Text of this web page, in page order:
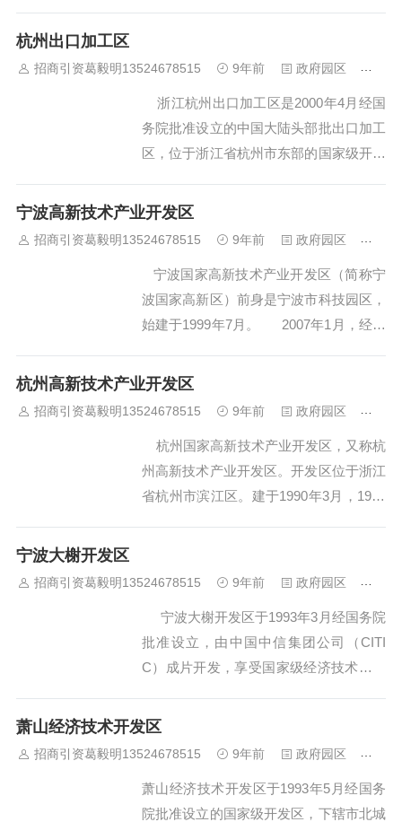
塘，筹建工作按照边报...
杭州出口加工区
招商引资葛毅明13524678515 9年前 政府园区
浙江杭州出口加工区是2000年4月经国
务院批准设立的中国大陆头部批出口加工
区，位于浙江省杭州市东部的国家级开发
日经过国家八部委联合验收,正式封关运
宁波高新技术产业开发区
招商引资葛毅明13524678515 9年前 政府园区
宁波国家高新技术产业开发区（简称宁
波国家高新区）前身是宁波市科技园区，
始建于1999年7月。 2007年1月，经国
区。高新区东临宁波深水良港，南接杭甬
杭州高新技术产业开发区
招商引资葛毅明13524678515 9年前 政府园区
杭州国家高新技术产业开发区，又称杭
州高新技术产业开发区。开发区位于浙江
省杭州市滨江区。建于1990年3月，1991
宁波大榭开发区
招商引资葛毅明13524678515 9年前 政府园区
宁波大榭开发区于1993年3月经国务院
批准设立，由中国中信集团公司（CITI
C）成片开发，享受国家级经济技术开发
段，浙江省宁波市东部。自1993年以来，
萧山经济技术开发区
招商引资葛毅明13524678515 9年前 政府园区
萧山经济技术开发区于1993年5月经国务
院批准设立的国家级开发区，下辖市北城